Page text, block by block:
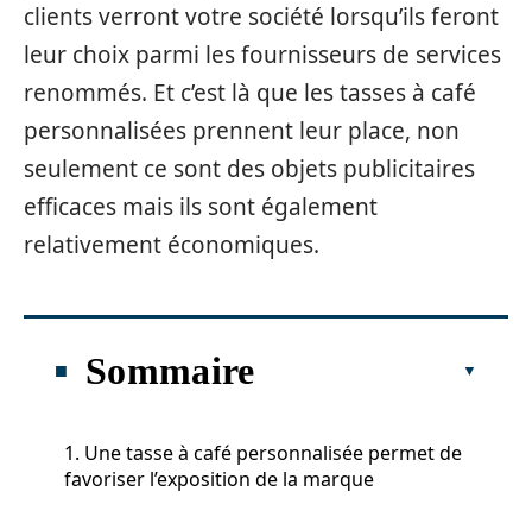
clients verront votre société lorsqu’ils feront
leur choix parmi les fournisseurs de services
renommés. Et c’est là que les tasses à café
personnalisées prennent leur place, non
seulement ce sont des objets publicitaires
efficaces mais ils sont également
relativement économiques.
Sommaire
1. Une tasse à café personnalisée permet de
favoriser l’exposition de la marque